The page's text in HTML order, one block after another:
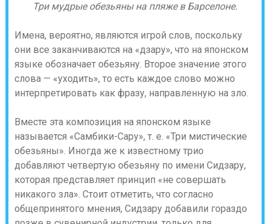
Три мудрые обезьяны на пляже в Барселоне.
Имена, вероятно, являются игрой слов, поскольку
они все заканчиваются на «дзару», что на японском
языке обозначает обезьяну. Второе значение этого
слова — «уходить», то есть каждое слово можно
интерпретировать как фразу, направленную на зло.
Вместе эта композиция на японском языке
называется «Самбики-Сару», т. е. «Три мистические
обезьяны». Иногда же к известному трио
добавляют четвертую обезьяну по имени Сидзару,
которая представляет принцип «не совершать
никакого зла». Стоит отметить, что согласно
общепринятого мнения, Сидзару добавили гораздо